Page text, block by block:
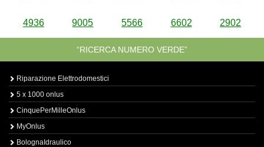
4936 9005 5566 6602 2902
“RICERCA NUMERO VERDE”
Riparazione Elettrodomestici
5 x 1000 onlus
CinquePerMilleOnlus
MyOnlus
BolognaIdraulico